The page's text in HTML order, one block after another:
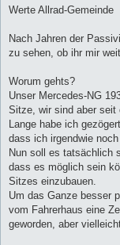
i
a
Werte Allrad-Gemeinde
Nach Jahren der
zu sehen, ob ihr mir
Worum gehts?
Unser Mercedes-NG
Sitze, wir sind aber seit
Lange habe ich
dass ich irgendwie
Nun soll es tatsächlich
dass es möglich sein
Sitzes einzubauen.
Um das Ganze besser
vom Fahrerhaus eine
geworden, aber